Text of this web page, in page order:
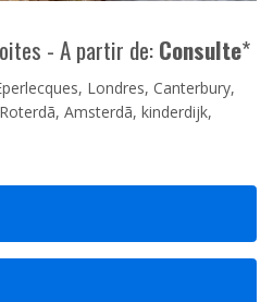
- A partir de:Consulte*
Londres, Canterbury,
Amsterdã, kinderdijk,